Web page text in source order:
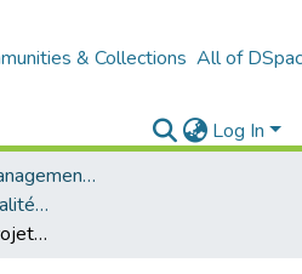
& Collections All of
Log In
Département Management Des Organisations
Management par la Qualité (MPQ)
Implémentation d'un projet Lean nanagement six sigma dans une industrie pharmaceutique: cas laboratoires MERINAL